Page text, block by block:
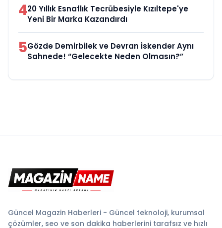
420 Yıllık Esnaflık Tecrübesiyle Kızıltepe'ye
Yeni Bir Marka Kazandırdı
5Gözde Demirbilek ve Devran İskender Aynı
Sahnede! “Gelecekte Neden Olmasın?”
Güncel Magazin Haberleri - Güncel teknoloji, kurumsal
çözümler, seo ve son dakika haberlerini tarafsız ve hızlı